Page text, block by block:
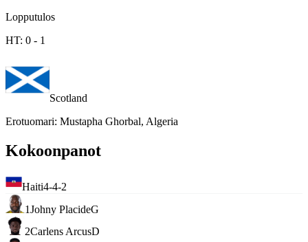
Lopputulos
HT: 0 - 1
Scotland
Erotuomari: Mustapha Ghorbal, Algeria
Kokoonpanot
Haiti4-4-2
1Johny PlacideG
2Carlens ArcusD